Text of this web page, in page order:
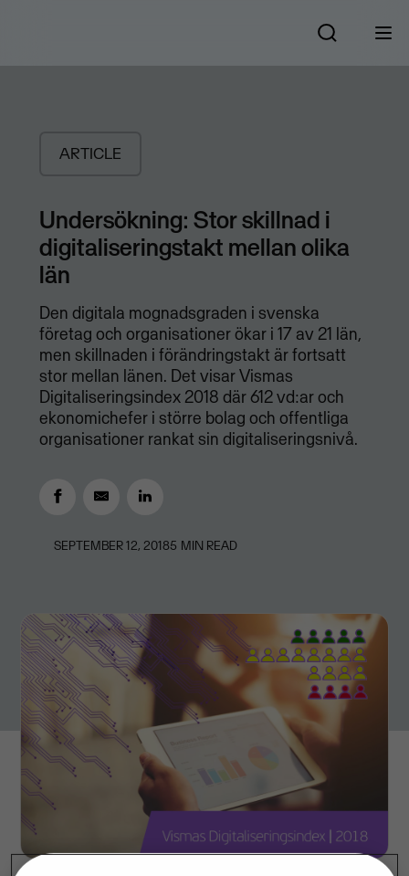
ARTICLE
Undersökning: Stor skillnad i
digitaliseringstakt mellan olika
län
Den digitala mognadsgraden i svenska
företag och organisationer ökar i 17 av 21 län,
men skillnaden i förändringstakt är fortsatt
stor mellan länen. Det visar Vismas
Digitaliseringsindex 2018 där 612 vd:ar och
ekonomichefer i större bolag och offentliga
organisationer rankat sin digitaliseringsnivå.
SEPTEMBER 12, 20185 MIN READ